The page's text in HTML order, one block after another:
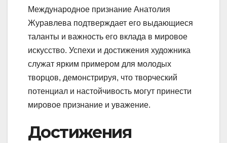
Международное признание Анатолия
Журавлева подтверждает его выдающиеся
таланты и важность его вклада в мировое
искусство. Успехи и достижения художника
служат ярким примером для молодых
творцов, демонстрируя, что творческий
потенциал и настойчивость могут принести
мировое признание и уважение.
Достижения